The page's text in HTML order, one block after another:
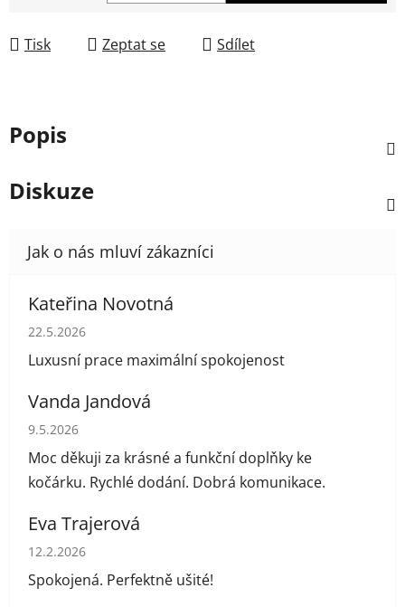
Tisk Zeptat se Sdílet
Popis
Diskuze
Kateřina Novotná
Hodnocení obchodu je 5 z 5 hvězdiček.
22.5.2026
Luxusní prace maximální spokojenost
Vanda Jandová
Hodnocení obchodu je 5 z 5 hvězdiček.
9.5.2026
Moc děkuji za krásné a funkční doplňky ke
kočárku. Rychlé dodání. Dobrá komunikace.
Eva Trajerová
Hodnocení obchodu je 5 z 5 hvězdiček.
12.2.2026
Spokojená. Perfektně ušité!